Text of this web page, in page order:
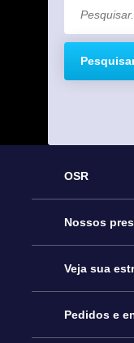
OSR
Serviço
Entre em
Blog
Nossos
Presente
Pacote de
Veja sua
Star Register
Pedidos e